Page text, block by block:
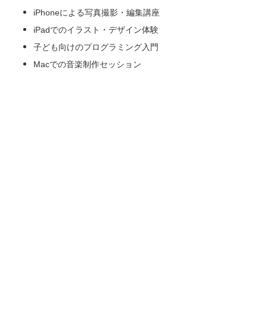
iPhoneによる写真撮影・編集講座
iPadでのイラスト・デザイン体験
子ども向けのプログラミング入門
Macでの音楽制作セッション